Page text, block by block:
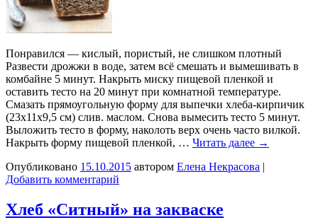
Понравился — кислый, пористый, не слишком плотный
Развести дрожжи в воде, затем всё смешать и вымешивать в
комбайне 5 минут. Накрыть миску пищевой пленкой и
оставить тесто на 20 минут при комнатной температуре.
Смазать прямоугольную форму для выпечки хлеба-кирпичик
(23x11x9,5 см) слив. маслом. Снова вымесить тесто 5 минут.
Выложить тесто в форму, наколоть верх очень часто вилкой.
Накрыть форму пищевой пленкой, … Читать далее →
Опубликовано 15.10.2015 автором Елена Некрасова |
Добавить комментарий
Хлеб «Ситный» на закваске